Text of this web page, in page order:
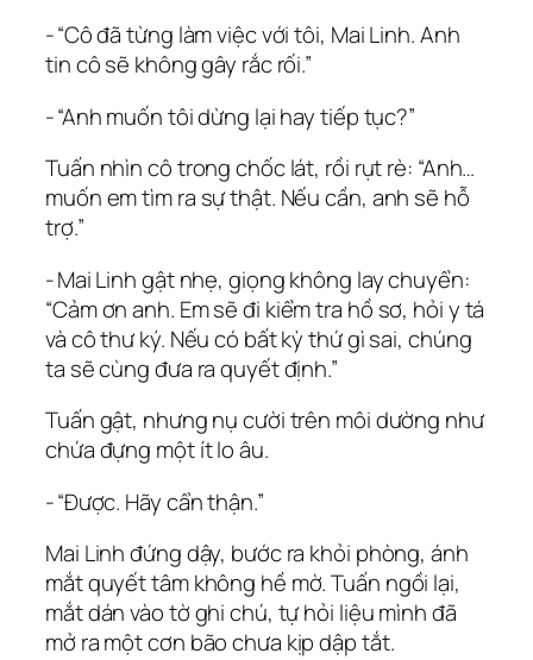
‑ “Cô đã từng làm việc với tôi, Mai Linh. Anh
tin cô sẽ không gây rắc rối.”
‑ “Anh muốn tôi dừng lại hay tiếp tục?”
Tuấn nhìn cô trong chốc lát, rồi rụt rè: “Anh…
muốn em tìm ra sự thật. Nếu cần, anh sẽ hỗ
trợ.”
‑ Mai Linh gật nhẹ, giọng không lay chuyển:
“Cảm ơn anh. Em sẽ đi kiểm tra hồ sơ, hỏi y tá
và cô thư ký. Nếu có bất kỳ thứ gì sai, chúng
ta sẽ cùng đưa ra quyết định.”
Tuấn gật, nhưng nụ cười trên môi dường như
chứa đựng một ít lo âu.
‑ “Được. Hãy cẩn thận.”
Mai Linh đứng dậy, bước ra khỏi phòng, ánh
mắt quyết tâm không hề mờ. Tuấn ngồi lại,
mắt dán vào tờ ghi chú, tự hỏi liệu mình đã
mở ra một cơn bão chưa kịp dập tắt.